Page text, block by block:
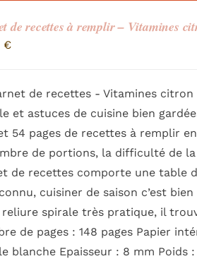
de recettes à remplir – Vitamines
€
de recettes - Vitamines
et astuces de cuisine bien
54 pages de recettes à remplir
de portions, la difficulté de
de recettes comporte une table
cuisiner de saison c’est
reliure spirale très pratique, il
de pages : 148 pages Papier
blanche Epaisseur : 8 mm Poids